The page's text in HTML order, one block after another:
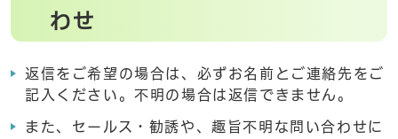
わせ
返信をご希望の場合は、必ずお名前とご連絡先をご
記入ください。不明の場合は返信できません。
また、セールス・勧誘や、趣旨不明な問い合わせに